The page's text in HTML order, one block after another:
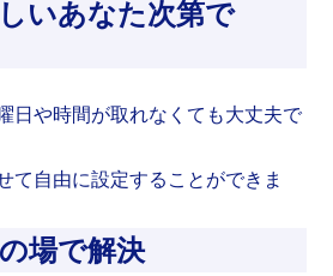
いあなた次第で
日や時間が取れなくても大丈夫で
て自由に設定することができま
場で解決